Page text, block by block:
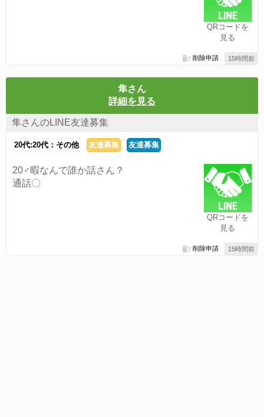
QRコードを
見る
15時間前
削除申請
隼さん
詳細を見る
隼さんのLINE友達募集
20代:20代：その他 友達募集 友達募集
QRコードを
見る
20♂暇なんで誰か話さん？
通話〇
15時間前
削除申請